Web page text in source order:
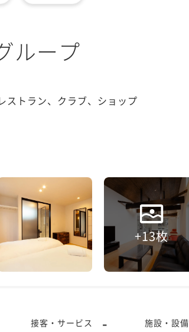
ループ
ストラン、クラブ、ショップ
+13枚
接客・サービス - 施設・設備